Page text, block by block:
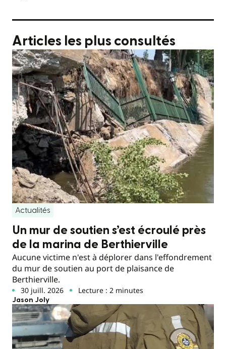
Articles les plus consultés
Actualités
Un mur de soutien s’est écroulé près
de la marina de Berthierville
Aucune victime n'est à déplorer dans l'effondrement
du mur de soutien au port de plaisance de
Berthierville.
30 juill. 2026 Lecture : 2 minutes
Jason Joly